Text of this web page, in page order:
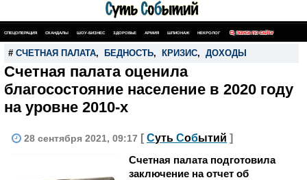
СПЕЦОПЕРАЦИЯ СКАНДАЛЫ ШОУ-БИЗНЕС ЗДОРОВЬЕ АРМИЯ ШПИОНАЖ НЕКРОЛОГ ПОИСК ПО САЙТУ
# СЧЕТНАЯ ПАЛАТА, БЕДНОСТЬ, КРИЗИС, ДОХОДЫ
Счетная палата оценила
благосостояние население в 2020 году
на уровне 2010-х
28 сентября 2021, 09:17 [ Суть Событий ]
Счетная палата подготовила
заключение на отчет об